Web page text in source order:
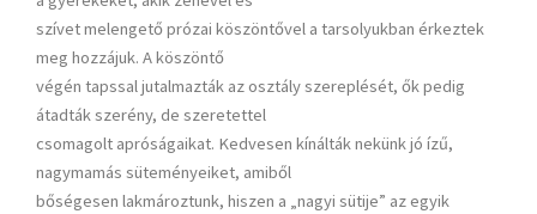
szívet melengető prózai köszöntővel a tarsolyukban érkeztek
meg hozzájuk. A köszöntő
végén tapssal jutalmazták az osztály szereplését, ők pedig
átadták szerény, de szeretettel
csomagolt apróságaikat. Kedvesen kínálták nekünk jó ízű,
nagymamás süteményeiket, amiből
bőségesen lakmároztunk, hiszen a „nagyi sütije” az egyik